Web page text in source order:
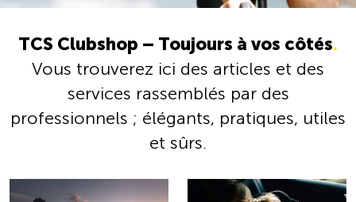
TCS Clubshop – Toujours à vos côtés.
Vous trouverez ici des articles et des
services rassemblés par des
professionnels ; élégants, pratiques, utiles
et sûrs.